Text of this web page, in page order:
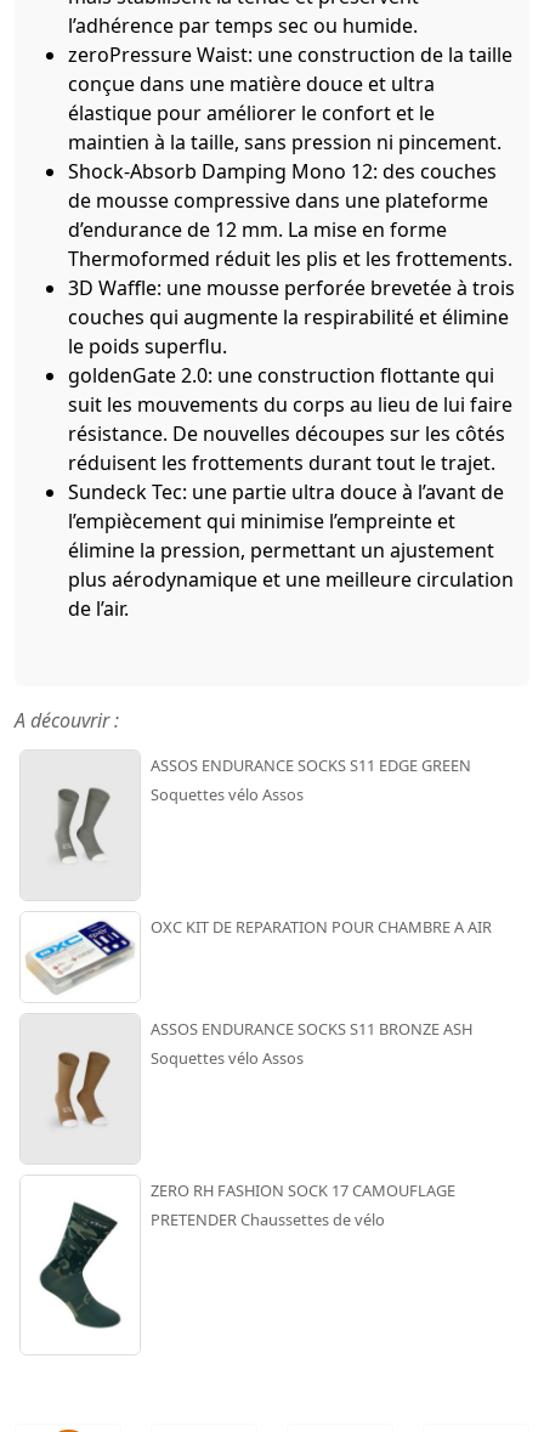
l’adhérence par temps sec ou humide.
zeroPressure Waist: une construction de la taille
conçue dans une matière douce et ultra
élastique pour améliorer le confort et le
maintien à la taille, sans pression ni pincement.
Shock-Absorb Damping Mono 12: des couches
de mousse compressive dans une plateforme
d’endurance de 12 mm. La mise en forme
Thermoformed réduit les plis et les frottements.
3D Waffle: une mousse perforée brevetée à trois
couches qui augmente la respirabilité et élimine
le poids superflu.
goldenGate 2.0: une construction flottante qui
suit les mouvements du corps au lieu de lui faire
résistance. De nouvelles découpes sur les côtés
réduisent les frottements durant tout le trajet.
Sundeck Tec: une partie ultra douce à l’avant de
l’empiècement qui minimise l’empreinte et
élimine la pression, permettant un ajustement
plus aérodynamique et une meilleure circulation
de l’air.
A découvrir :
ASSOS ENDURANCE SOCKS S11 EDGE GREEN
Soquettes vélo Assos
OXC KIT DE REPARATION POUR CHAMBRE A AIR
ASSOS ENDURANCE SOCKS S11 BRONZE ASH
Soquettes vélo Assos
ZERO RH FASHION SOCK 17 CAMOUFLAGE
PRETENDER Chaussettes de vélo